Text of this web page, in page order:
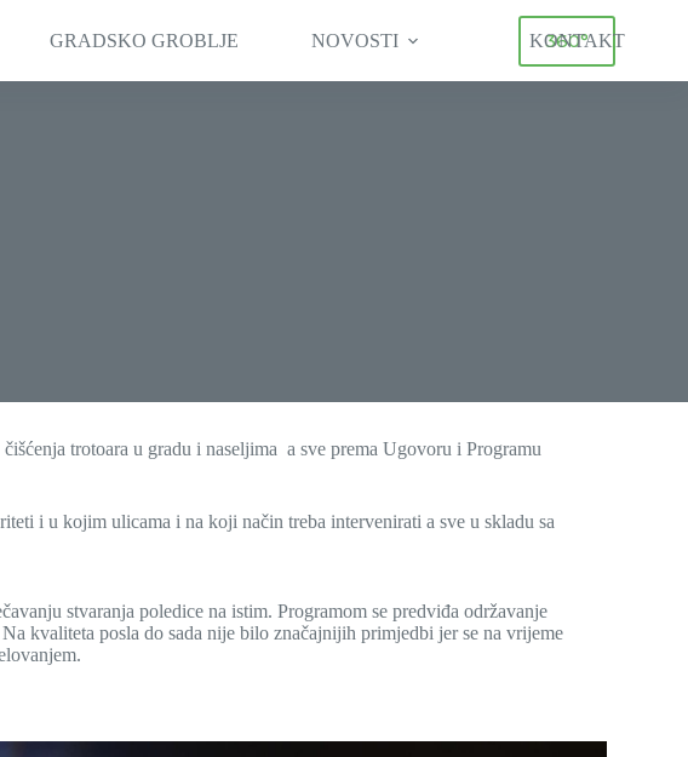
GRADSKO GROBLJE NOVOSTI KONTAKT
360°
trotoara u gradu i naseljima a sve prema Ugovoru i Programu
i u kojim ulicama i na koji način treba intervenirati a sve u skladu sa
stvaranja poledice na istim. Programom se predviđa održavanje
kvaliteta posla do sada nije bilo značajnijih primjedbi jer se na vrijeme